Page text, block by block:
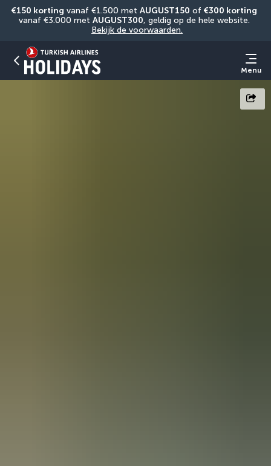
€150 korting vanaf €1.500 met AUGUST150 of €300 korting
vanaf €3.000 met AUGUST300
Bekijk de voorwaarden.
Menu